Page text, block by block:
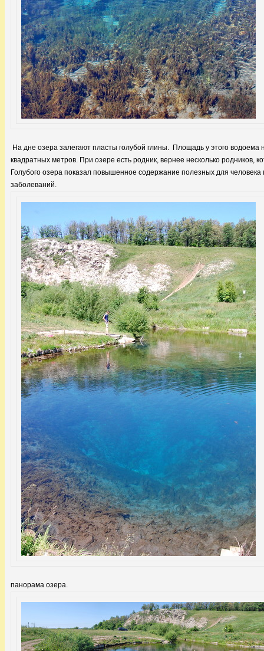
На дне озера залегают пласты голубой глины. Площадь у этого водоема
квадратных метров. При озере есть родник, вернее несколько родников,
Голубого озера показал повышенное содержание полезных для
заболеваний.
панорама озера.